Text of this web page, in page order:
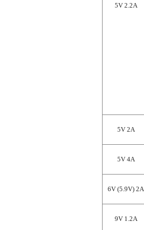
5V 2.2A
5V 2A
5V 4A
6V (5.9V) 2A
9V 1.2A